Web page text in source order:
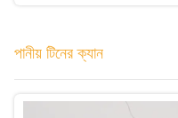
পানীয় টিনের ক্যান